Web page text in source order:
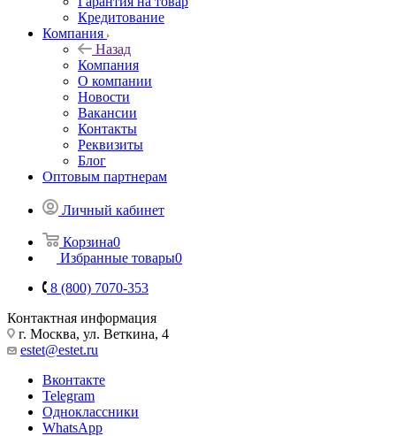
Кредитование
Компания
Назад
Компания
О компании
Новости
Вакансии
Контакты
Реквизиты
Блог
Оптовым партнерам
Личный кабинет
Корзина0
Избранные товары0
8 (800) 7070-353
Контактная информация
г. Москва, ул. Веткина, 4
estet@estet.ru
Вконтакте
Telegram
Одноклассники
WhatsApp